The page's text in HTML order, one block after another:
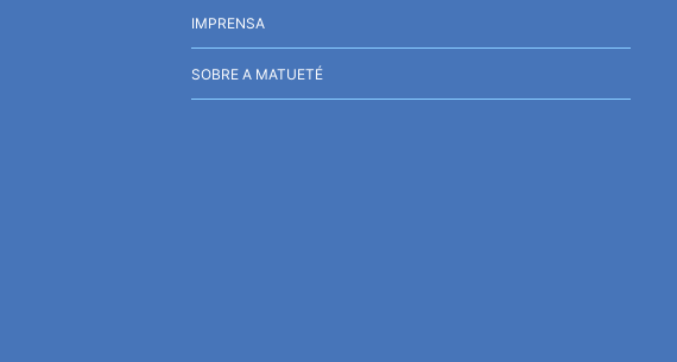
IMPRENSA
SOBRE A MATUETÉ